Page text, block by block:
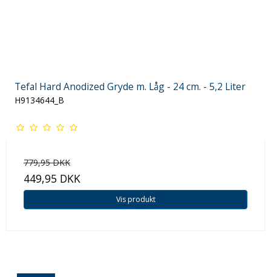
Tefal Hard Anodized Gryde m. Låg - 24 cm. - 5,2 Liter
H9134644_B
779,95 DKK
449,95 DKK
Vis produkt